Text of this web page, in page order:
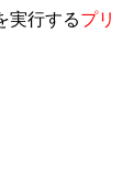
実行するプリ